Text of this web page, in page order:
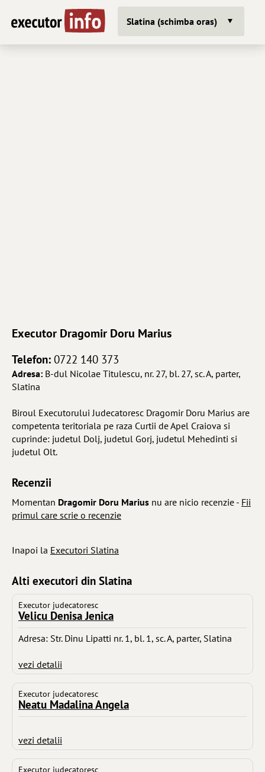
Slatina (schimba oras)
Executor Dragomir Doru Marius
Telefon: 0722 140 373
Adresa: B-dul Nicolae Titulescu, nr. 27, bl. 27, sc. A, parter,
Slatina
Biroul Executorului Judecatoresc Dragomir Doru Marius are
competenta teritoriala pe raza Curtii de Apel Craiova si
cuprinde: judetul Dolj, judetul Gorj, judetul Mehedinti si
judetul Olt.
Recenzii
Momentan Dragomir Doru Marius nu are nicio recenzie - Fii
primul care scrie o recenzie
Inapoi la Executori Slatina
Alti executori din Slatina
Executor judecatoresc
Velicu Denisa Jenica
Adresa: Str. Dinu Lipatti nr. 1, bl. 1, sc. A, parter, Slatina
vezi detalii
Executor judecatoresc
Neatu Madalina Angela
vezi detalii
Executor judecatoresc